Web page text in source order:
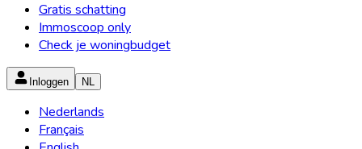
Gratis schatting
Immoscoop only
Check je woningbudget
Inloggen NL
Nederlands
Français